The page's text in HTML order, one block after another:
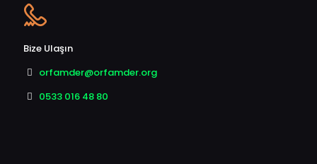
Bize Ulaşın
orfamder@orfamder.org
0533 016 48 80